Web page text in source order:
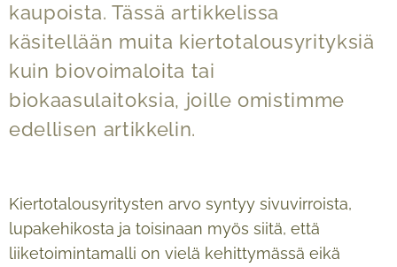
kaupoista. Tässä artikkelissa
käsitellään muita kiertotalousyrityksiä
kuin biovoimaloita tai
biokaasulaitoksia, joille omistimme
edellisen artikkelin.
Kiertotalousyritysten arvo syntyy sivuvirroista,
lupakehikosta ja toisinaan myös siitä, että
liiketoimintamalli on vielä kehittymässä eikä